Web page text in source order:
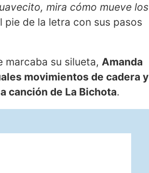
mira cómo mueve los
pie de la letra con sus pasos
marcaba su silueta, Amanda
movimientos de cadera y
canción de La Bichota.